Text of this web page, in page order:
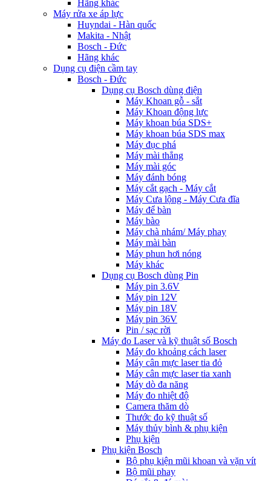
Hãng khác
Máy rửa xe áp lực
Huyndai - Hàn quốc
Makita - Nhật
Bosch - Đức
Hãng khác
Dụng cụ điện cầm tay
Bosch - Đức
Dụng cụ Bosch dùng điện
Máy Khoan gỗ - sắt
Máy Khoan động lực
Máy khoan búa SDS+
Máy khoan búa SDS max
Máy đục phá
Máy mài thẳng
Máy mài góc
Máy đánh bóng
Máy cắt gạch - Máy cắt
Máy Cưa lộng - Máy Cưa đĩa
Máy để bàn
Máy bào
Máy chà nhám/ Máy phay
Máy mài bàn
Máy phun hơi nóng
Máy khác
Dụng cụ Bosch dùng Pin
Máy pin 3.6V
Máy pin 12V
Máy pin 18V
Máy pin 36V
Pin / sạc rời
Máy đo Laser và kỹ thuật số Bosch
Máy đo khoảng cách laser
Máy cân mực laser tia đỏ
Máy cân mực laser tia xanh
Máy dò đa năng
Máy đo nhiệt độ
Camera thăm dò
Thước đo kỹ thuật số
Máy thủy bình & phụ kiện
Phụ kịện
Phụ kiện Bosch
Bộ phụ kiện mũi khoan và vặn vít
Bộ mũi phay